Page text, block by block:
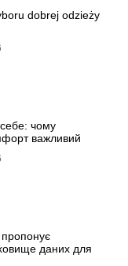
dobrej odzieży
чому
важливий
пропонує
даних для